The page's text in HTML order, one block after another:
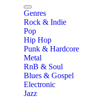
Genres
Rock & Indie
Pop
Hip Hop
Punk & Hardcore
Metal
RnB & Soul
Blues & Gospel
Electronic
Jazz